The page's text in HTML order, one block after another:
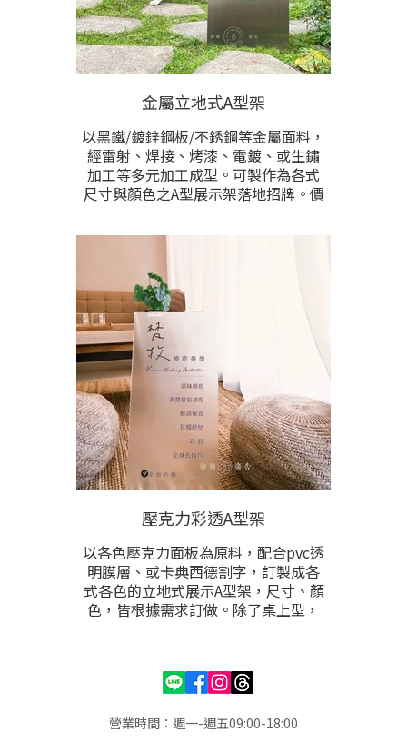
金屬立地式A型架
以黑鐵/鍍鋅鋼板/不銹鋼等金屬面料，
經雷射、焊接、烤漆、電鍍、或生鏽
加工等多元加工成型。可製作為各式
尺寸與顏色之A型展示架落地招牌。價
供預計製作尺寸與樣式需求洽詢。
壓克力彩透A型架
以各色壓克力面板為原料，配合pvc透
明膜層、或卡典西德割字，訂製成各
式各色的立地式展示A型架，尺寸、顏
色，皆根據需求訂做。除了桌上型，
源製成燈箱，或是一般型招牌門牌。
營業時間：週一-週五09:00-18:00